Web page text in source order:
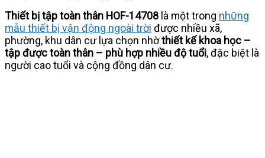
Thiết bị tập toàn thân HOF-14708 là một trong những
mẫu thiết bị vận động ngoài trời được nhiều xã,
phường, khu dân cư lựa chọn nhờthiết kế khoa học –
tập được toàn thân – phù hợp nhiều độ tuổi, đặc biệt là
người cao tuổi và cộng đồng dân cư.